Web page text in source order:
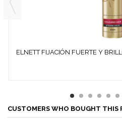
ELNETT FIJACIÓN FUERTE Y
CUSTOMERS WHO BOUGHT THIS